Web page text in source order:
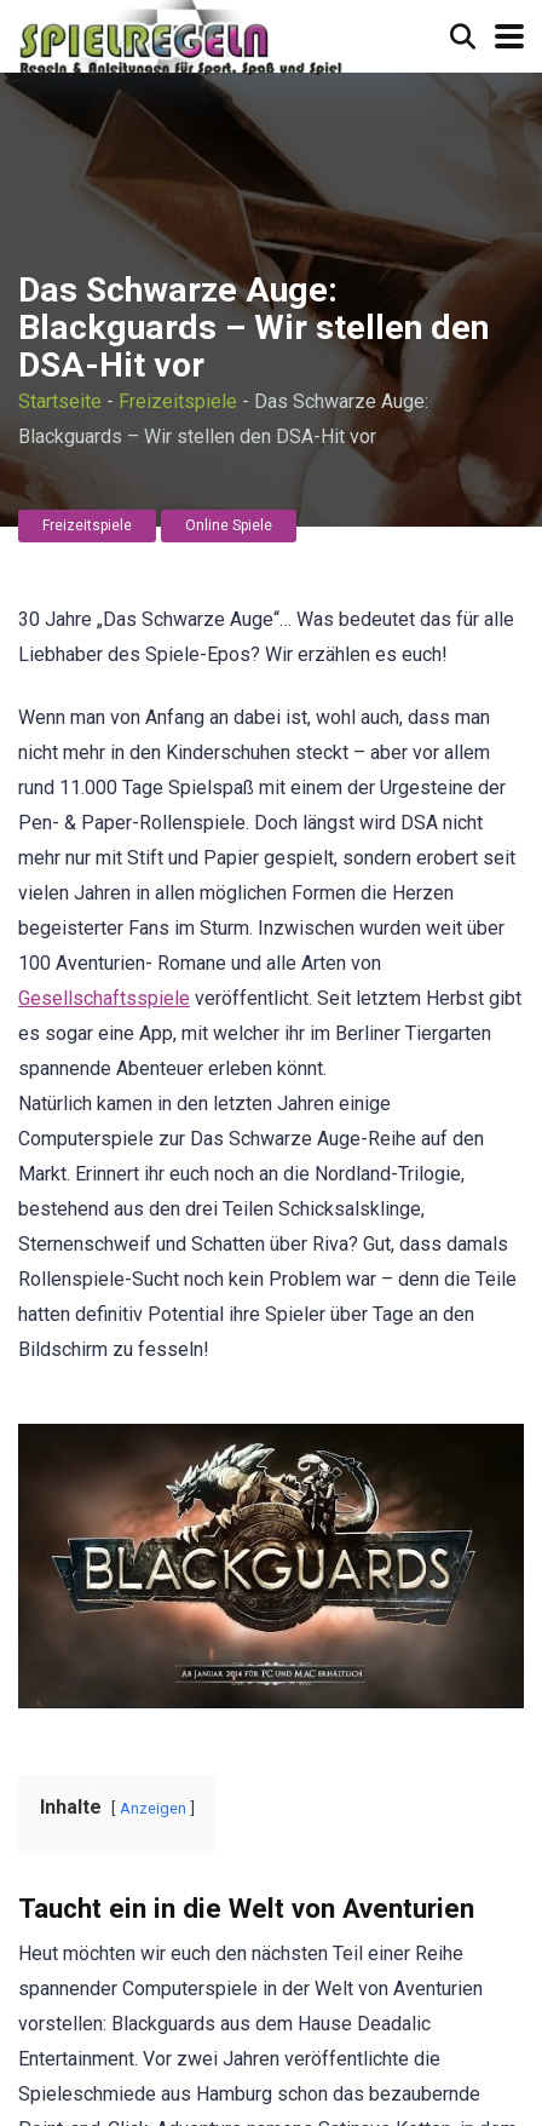
Das Schwarze Auge:
Blackguards – Wir stellen den
DSA-Hit vor
Startseite - Freizeitspiele - Das Schwarze Auge:
Blackguards – Wir stellen den DSA-Hit vor
Freizeitspiele Online Spiele
30 Jahre „Das Schwarze Auge“… Was bedeutet das für alle
Liebhaber des Spiele-Epos? Wir erzählen es euch!
Wenn man von Anfang an dabei ist, wohl auch, dass man
nicht mehr in den Kinderschuhen steckt – aber vor allem
rund 11.000 Tage Spielspaß mit einem der Urgesteine der
Pen- & Paper-Rollenspiele. Doch längst wird DSA nicht
mehr nur mit Stift und Papier gespielt, sondern erobert seit
vielen Jahren in allen möglichen Formen die Herzen
begeisterter Fans im Sturm. Inzwischen wurden weit über
100 Aventurien- Romane und alle Arten von
Gesellschaftsspiele veröffentlicht. Seit letztem Herbst gibt
es sogar eine App, mit welcher ihr im Berliner Tiergarten
spannende Abenteuer erleben könnt.
Natürlich kamen in den letzten Jahren einige
Computerspiele zur Das Schwarze Auge-Reihe auf den
Markt. Erinnert ihr euch noch an die Nordland-Trilogie,
bestehend aus den drei Teilen Schicksalsklinge,
Sternenschweif und Schatten über Riva? Gut, dass damals
Rollenspiele-Sucht noch kein Problem war – denn die Teile
hatten definitiv Potential ihre Spieler über Tage an den
Bildschirm zu fesseln!
Inhalte Anzeigen
Taucht ein in die Welt von Aventurien
Heut möchten wir euch den nächsten Teil einer Reihe
spannender Computerspiele in der Welt von Aventurien
vorstellen: Blackguards aus dem Hause Deadalic
Entertainment. Vor zwei Jahren veröffentlichte die
Spieleschmiede aus Hamburg schon das bezaubernde